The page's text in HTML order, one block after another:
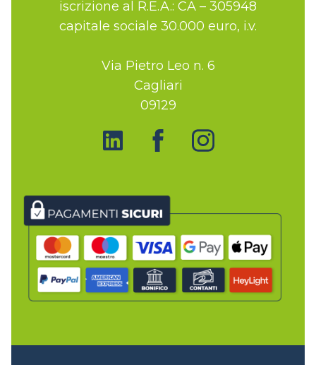
iscrizione al R.E.A.: CA – 305948
capitale sociale 30.000 euro, i.v.
Via Pietro Leo n. 6
Cagliari
09129